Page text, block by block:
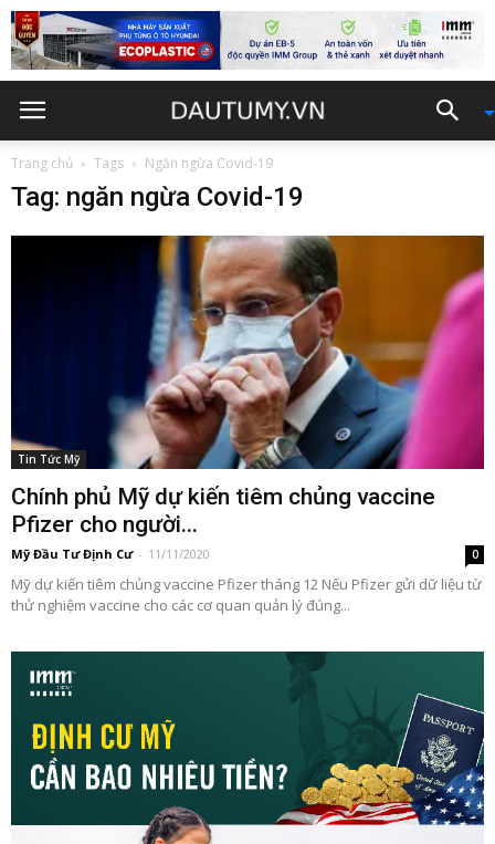
Trang chủ Tags Ngăn ngừa Covid-19
Tag: ngăn ngừa Covid-19
Tin Tức Mỹ
Chính phủ Mỹ dự kiến tiêm chủng vaccine
Pfizer cho người...
Mỹ Đầu Tư Định Cư - 11/11/2020 0
Mỹ dự kiến tiêm chủng vaccine Pfizer tháng 12 Nếu Pfizer gửi dữ liệu từ
thử nghiệm vaccine cho các cơ quan quản lý đúng...